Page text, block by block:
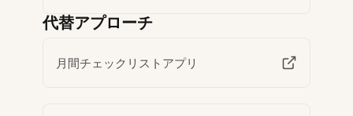
代替アプローチ
月間チェックリストアプリ